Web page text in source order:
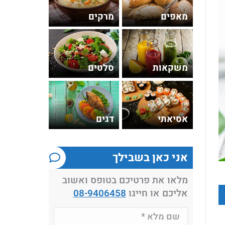
מאפים מרקים
משקאות סלטים
אסיאתי דגים
אני כאן בשבילך
מלאו את פרטיכם בטופס ואשוב
אליכם או חייגו08-9406458